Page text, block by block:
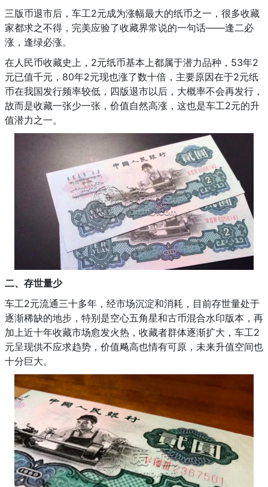
三版币退市后，车工2元成为涨幅最大的纸币之一，很多收藏
家都求之不得，完美应验了收藏界常说的一句话——逢二必
涨，逢绿必涨。
在人民币收藏史上，2元纸币基本上都属于潜力品种，53年2
元已值千元，80年2元现也涨了数十倍，主要原因在于2元纸
币在我国发行频率较低，四版退市以后，大概率不会再发行，
故而是收藏一张少一张，价值自然高涨，这也是车工2元的升
值潜力之一。
二、存世量少
车工2元流通三十多年，经市场沉淀和消耗，目前存世量处于
逐渐稀缺的地步，特别是空心五角星和古币混合水印版本，再
加上近十年收藏市场愈发火热，收藏者群体逐渐扩大，车工2
元呈现供不应求趋势，价值飚高也情有可原，未来升值空间也
十分巨大。